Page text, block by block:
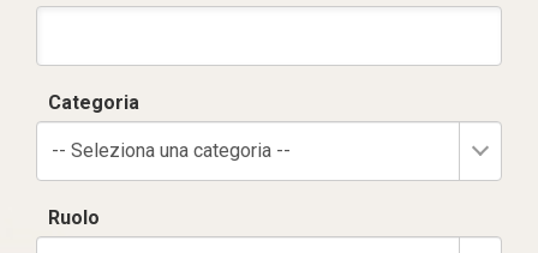
Categoria
-- Seleziona una categoria --
Ruolo